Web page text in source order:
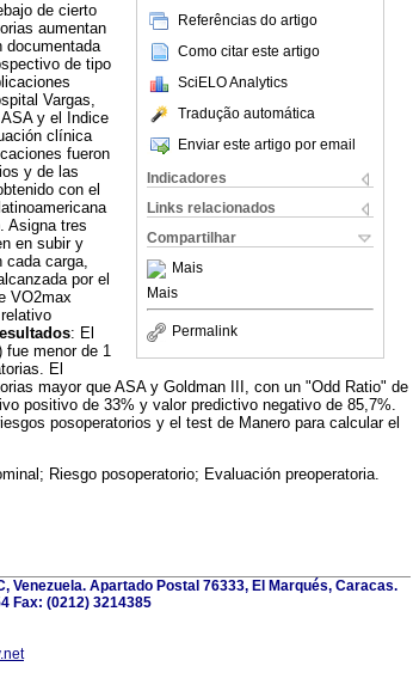
Referências do artigo
Como citar este artigo
SciELO Analytics
Tradução automática
Enviar este artigo por email
Indicadores
Links relacionados
Compartilhar
Mais
Mais
Permalink
de cierto
aumentan
documentada
de tipo
Vargas,
y el Indice
clínica
fueron
y de las
con el
Asigna tres
en subir y
cada carga,
por el
VO2max
: El
fue menor de 1
El
mayor que ASA y Goldman III, con un "Odd Ratio" de
positivo de 33% y valor predictivo negativo de 85,7%.
posoperatorios y el test de Manero para calcular el
Riesgo posoperatorio; Evaluación preoperatoria.
Venezuela. Apartado Postal 76333, El Marqués, Caracas.
Fax: (0212) 3214385